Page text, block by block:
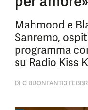
Mahmood e
Sanremo,
programma
su Radio Kiss
DI C BUONFANTI3